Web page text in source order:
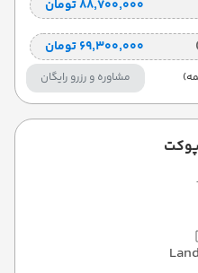
۸۸٬۷۰۰٬۰۰۰ تومان
۶۹٬۳۰۰٬۰۰۰ تومان
مشاوره و رزرو رایگان
پوکت